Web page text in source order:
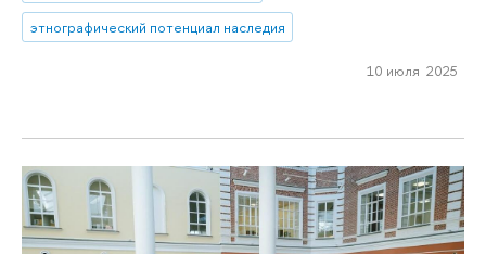
этнографический потенциал наследия
10 июля 2025